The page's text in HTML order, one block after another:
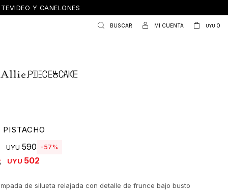
Y CANELONES
UYU 0
UYU 590
57
UYU 502
de silueta relajada con detalle de frunce bajo busto